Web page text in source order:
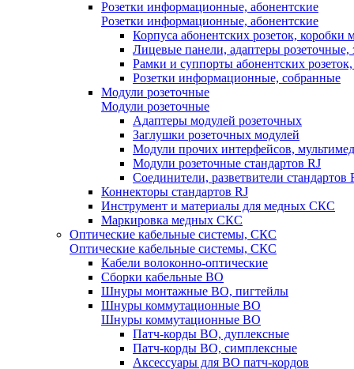
Розетки информационные, абонентские
Розетки информационные, абонентские
Корпуса абонентских розеток, коробки
Лицевые панели, адаптеры розеточные,
Рамки и суппорты абонентских
Розетки информационные, собранные
Модули розеточные
Модули розеточные
Адаптеры модулей розеточных
Заглушки розеточных модулей
Модули прочих интерфейсов,
Модули розеточные стандартов RJ
Соединители, разветвители стандартов
Коннекторы стандартов RJ
Инструмент и материалы для медных СКС
Маркировка медных СКС
Оптические кабельные системы, СКС
Оптические кабельные системы, СКС
Кабели волоконно-оптические
Сборки кабельные ВО
Шнуры монтажные ВО, пигтейлы
Шнуры коммутационные ВО
Шнуры коммутационные ВО
Патч-корды ВО, дуплексные
Патч-корды ВО, симплексные
Аксессуары для ВО патч-кордов